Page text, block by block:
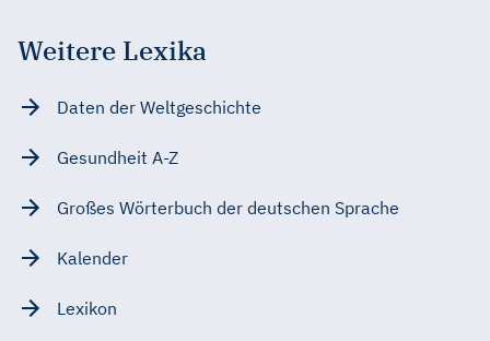
Weitere Lexika
Daten der Weltgeschichte
Gesundheit A-Z
Großes Wörterbuch der deutschen Sprache
Kalender
Lexikon